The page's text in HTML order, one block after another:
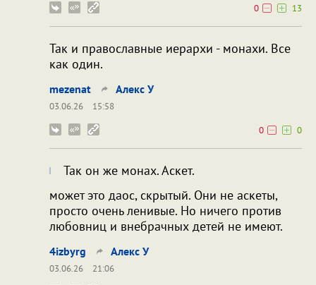
0
13
Так и православные иерархи - монахи. Все
как один.
mezenat Алекс У
03.06.26
15:58
0
0
Так он же монах. Аскет.
может это даос, скрытый. Они не аскеты,
просто очень ленивые. Но ничего против
любовниц и внебрачных детей не имеют.
4izbyrg Алекс У
03.06.26
21:06